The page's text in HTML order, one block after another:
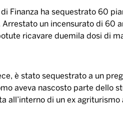
Finanza ha sequestrato 60
un incensurato di 60
ricavare duemila dosi di
è stato sequestrato a un
aveva nascosto parte dello
all’interno di un ex agriturismo